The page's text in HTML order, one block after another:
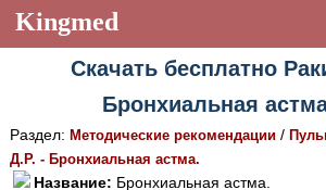
Kingmed
Учебный материал
Видеогалерея 899
Фотогалерея (1906)
Пароль
Скачать бесплатно
Бронхиальная
Раздел: Методические рекомендации/
Д.Р. - Бронхиальная астма.
Название: Бронхиальная астма.